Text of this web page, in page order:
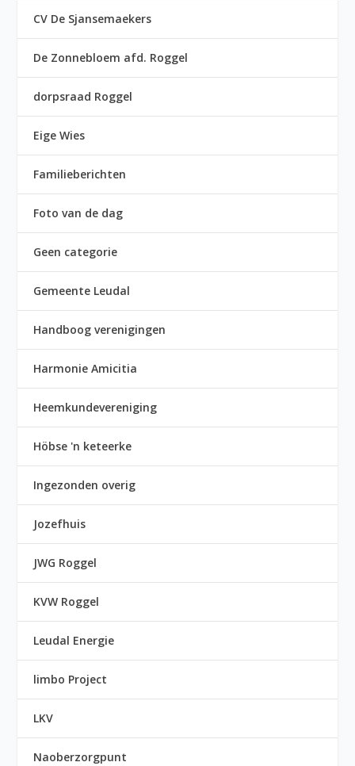
CV De Sjansemaekers
De Zonnebloem afd. Roggel
dorpsraad Roggel
Eige Wies
Familieberichten
Foto van de dag
Geen categorie
Gemeente Leudal
Handboog verenigingen
Harmonie Amicitia
Heemkundevereniging
Höbse 'n keteerke
Ingezonden overig
Jozefhuis
JWG Roggel
KVW Roggel
Leudal Energie
limbo Project
LKV
Naoberzorgpunt